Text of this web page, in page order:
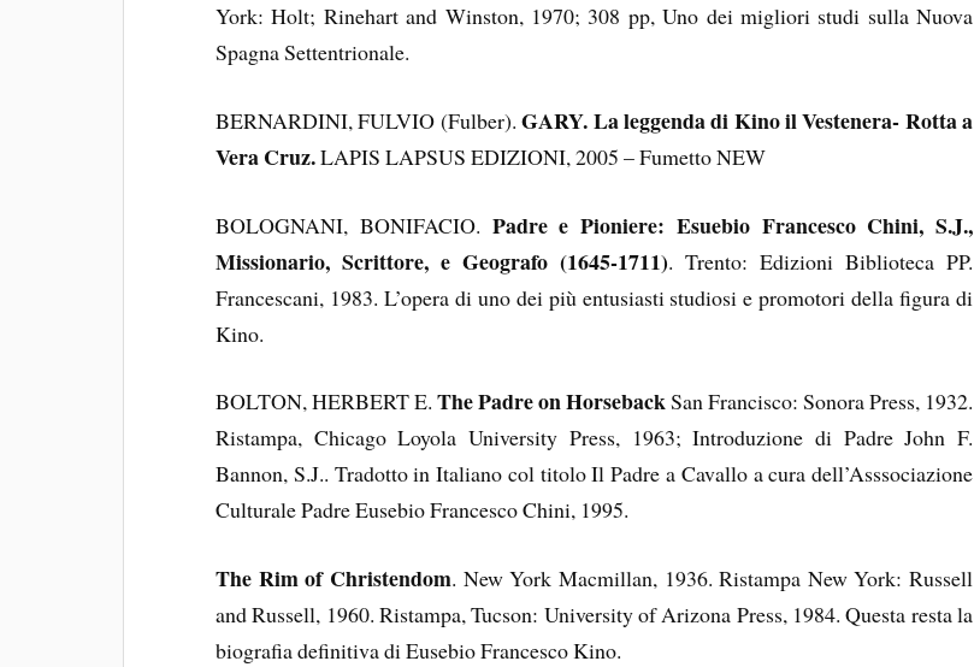
York: Holt; Rinehart and Winston, 1970; 308 pp, Uno dei migliori studi sulla Nuova
Spagna Settentrionale.
BERNARDINI, FULVIO (Fulber).GARY. La leggenda di Kino il Vestenera- Rotta a
Vera Cruz.LAPIS LAPSUS EDIZIONI, 2005 – Fumetto NEW
BOLOGNANI, BONIFACIO. Padre e Pioniere: Esuebio Francesco Chini, S.J.,
Missionario, Scrittore, e Geografo (1645-1711). Trento: Edizioni Biblioteca PP.
Francescani, 1983. L’opera di uno dei più entusiasti studiosi e promotori della figura di
Kino.
BOLTON, HERBERT E.The Padre on HorsebackSan Francisco: Sonora Press, 1932.
Ristampa, Chicago Loyola University Press, 1963; Introduzione di Padre John F.
Bannon, S.J.. Tradotto in Italiano col titolo Il Padre a Cavallo a cura dell’Asssociazione
Culturale Padre Eusebio Francesco Chini, 1995.
The Rim of Christendom. New York Macmillan, 1936. Ristampa New York: Russell
and Russell, 1960. Ristampa, Tucson: University of Arizona Press, 1984. Questa resta la
biografia definitiva di Eusebio Francesco Kino.